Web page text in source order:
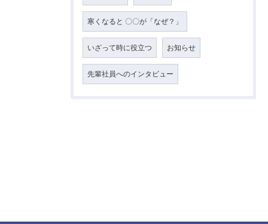
寒くなると 〇〇が「なぜ？」
いざって時に役立つ お知らせ
先輩社員へのインタビュー